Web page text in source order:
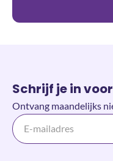
Schrijf je in
Ontvang maandelijks